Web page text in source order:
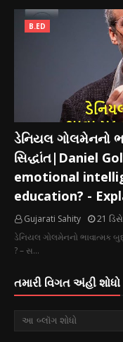
B.ED
ડેનિયલ ગોલમેનનો
સિદ્ધાંત|Daniel
emotional
education? -
Gujarati Sahity
21
ડેનિયલ ગોલમેનનો ભાવાત્મક
? – સ…
તમારી વિગત અંહી શોધો